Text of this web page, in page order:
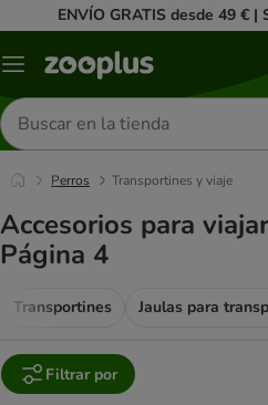
ENVÍO GRATIS desde 49 €
Menú
Buscar
productos
Perros Transportines y viaje
Accesorios para
Página 4
Transportines Jaulas para
Filtrar por